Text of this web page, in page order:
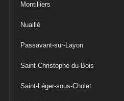
Montilliers
Nuaillé
Passavant-sur-Layon
Saint-Christophe-du-Bois
Saint-Léger-sous-Cholet